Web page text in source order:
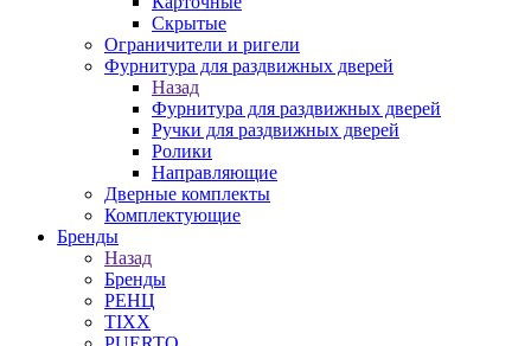
Скрытые
Ограничители и ригели
Фурнитура для раздвижных дверей
Назад
Фурнитура для раздвижных дверей
Ручки для раздвижных дверей
Ролики
Направляющие
Дверные комплекты
Комплектующие
Бренды
Назад
Бренды
РЕНЦ
TIXX